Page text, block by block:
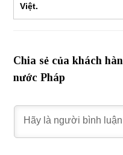
Việt.
Chia sẻ của khách
nước Pháp